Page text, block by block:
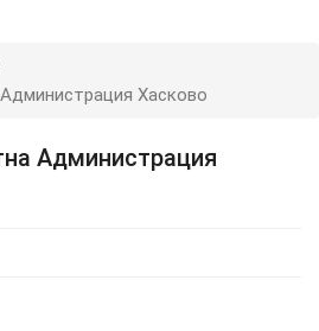
Хасково
Администрация